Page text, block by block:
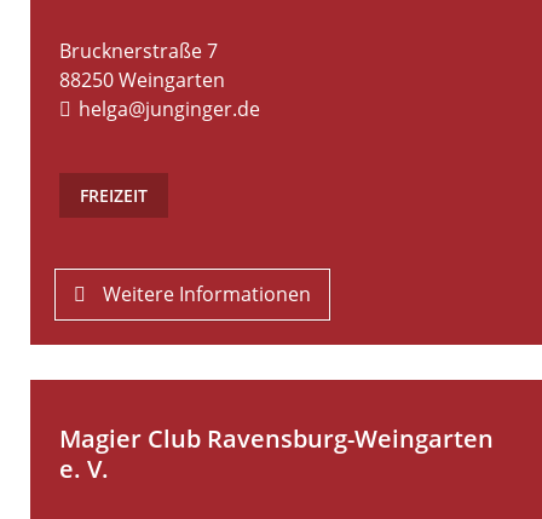
Brucknerstraße 7
88250Weingarten
helga@junginger.de
FREIZEIT
Weitere Informationen
Magier Club Ravensburg-Weingarten
e. V.